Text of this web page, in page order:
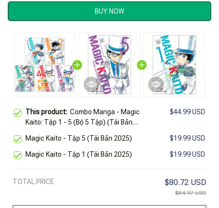
BUY NOW
This product: Combo Manga - Magic
Kaito: Tập 1 - 5 (Bộ 5 Tập) (Tái Bản
$44.99 USD
Magic Kaito - Tập 5 (Tái Bản 2025) $19.99 USD
Magic Kaito - Tập 1 (Tái Bản 2025) $19.99 USD
TOTAL PRICE $80.72 USD
$84.97 USD